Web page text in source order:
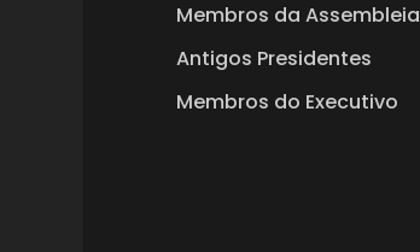
Membros da Assembleia
Antigos Presidentes
Membros do Executivo